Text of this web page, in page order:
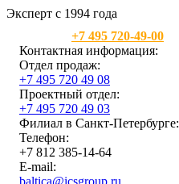
Эксперт с 1994 года
+7 495 720-49-00
Контактная информация:
Отдел продаж:
+7 495 720 49 08
Проектный отдел:
+7 495 720 49 03
Филиал в Санкт-Петербурге:
Телефон:
+7 812 385-14-64
E-mail:
baltica@icsgroup.ru